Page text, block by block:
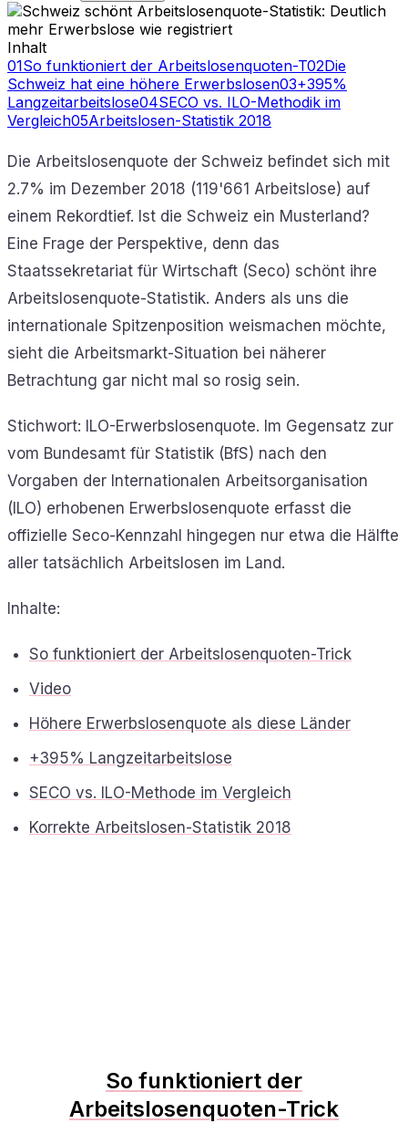
Inhalt
01So funktioniert der Arbeitslosenquoten-T02Die
Schweiz hat eine höhere Erwerbslosen03+395%
Langzeitarbeitslose04SECO vs. ILO-Methodik im
Vergleich05Arbeitslosen-Statistik 2018
Die Arbeitslosenquote der Schweiz befindet sich mit
2.7% im Dezember 2018 (119'661 Arbeitslose) auf
einem Rekordtief. Ist die Schweiz ein Musterland?
Eine Frage der Perspektive, denn das
Staatssekretariat für Wirtschaft (Seco) schönt ihre
Arbeitslosenquote-Statistik. Anders als uns die
internationale Spitzenposition weismachen möchte,
sieht die Arbeitsmarkt-Situation bei näherer
Betrachtung gar nicht mal so rosig sein.
Stichwort: ILO-Erwerbslosenquote. Im Gegensatz zur
vom Bundesamt für Statistik (BfS) nach den
Vorgaben der Internationalen Arbeitsorganisation
(ILO) erhobenen Erwerbslosenquote erfasst die
offizielle Seco-Kennzahl hingegen nur etwa die Hälfte
aller tatsächlich Arbeitslosen im Land.
Inhalte:
So funktioniert der Arbeitslosenquoten-Trick
Video
Höhere Erwerbslosenquote als diese Länder
+395% Langzeitarbeitslose
SECO vs. ILO-Methode im Vergleich
Korrekte Arbeitslosen-Statistik 2018
So funktioniert der
Arbeitslosenquoten-Trick